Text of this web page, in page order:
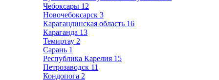
Чебоксары 12
Новочебоксарск 3
Карагандинская область 16
Караганда 13
Темиртау 2
Сарань 1
Республика Карелия 15
Петрозаводск 11
Кондопога 2